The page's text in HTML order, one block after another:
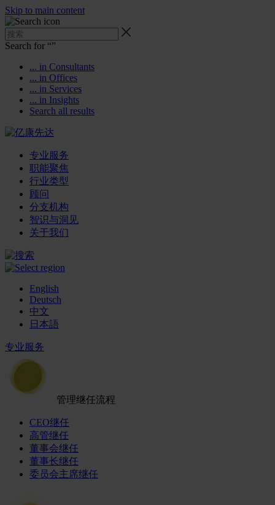
Skip to main content
Search for “”
... in Consultants
... in Offices
... in Services
... in Insights
Search all results
专业服务
职能聚焦
行业类型
顾问
分支机构
智识与洞见
关于我们
English
Deutsch
中文
日本語
专业服务
管理继任流程
CEO继任
高管继任
董事会继任
董事长继任
委员会主席继任